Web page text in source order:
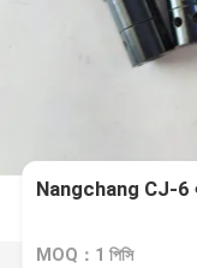
Nangchang CJ-6 এ
MOQ：1 পিসি